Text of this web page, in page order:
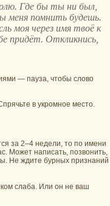
Где бы ты ни был,
меня помнить будешь.
моя через имя твоё к
придёт. Откликнись,
— пауза, чтобы слово
в укромное место.
за 2–4 недели, то по имени
Может написать, позвонить,
Не ждите бурных признаний
слаба. Или он не ваш